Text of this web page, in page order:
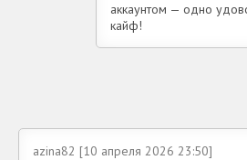
аккаунтом — одно
кайф!
azina82 [10 апреля 2026 23:50]